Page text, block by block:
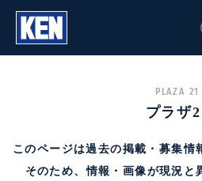
PLAZA 21
プラザ
このページは過去の掲載・募集情
そのため、情報・画像が現況と